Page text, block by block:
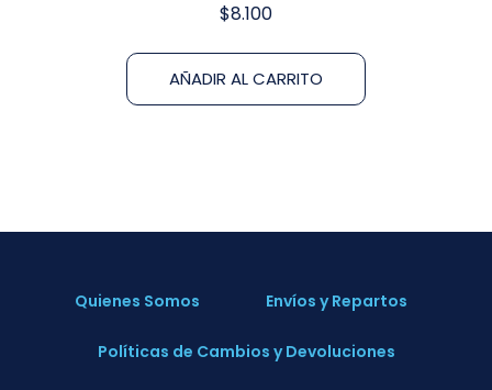
$8.100
AÑADIR AL CARRITO
Quienes Somos Envíos y Repartos
Políticas de Cambios y Devoluciones